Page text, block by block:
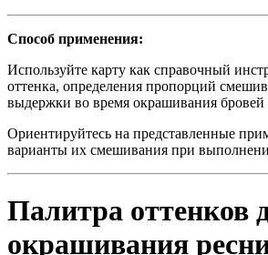
Способ применения:
Используйте карту как справочный
оттенка, определения пропорций
выдержки во время окрашивания бровей
Ориентируйтесь на представленные
варианты их смешивания при
Палитра оттенков
окрашивания